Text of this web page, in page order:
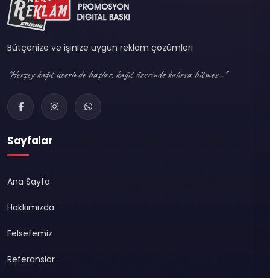
Bütçenize ve işinize uygun reklam çözümleri
"Herşey kağıt üzerinde başlar, kağıt üzerinde kalırsa bitmez..."
Sayfalar
Ana Sayfa
Hakkımızda
Felsefemiz
Referanslar